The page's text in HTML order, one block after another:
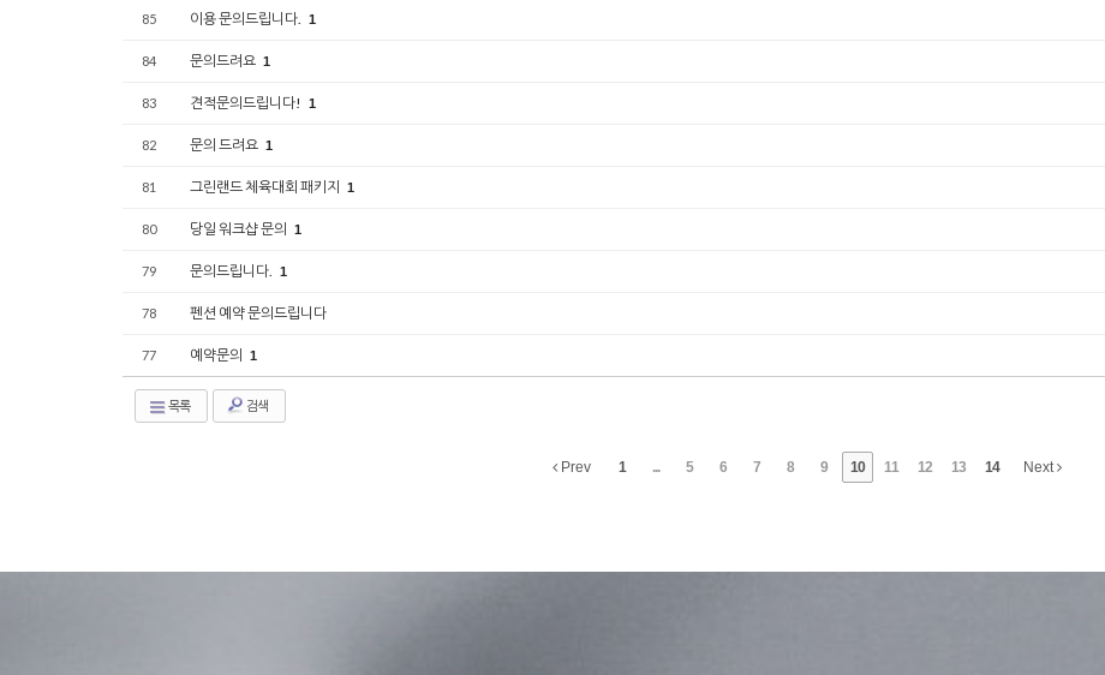
85 이용 문의드립니다. 1
84 문의드려요 1
83 견적문의드립니다! 1
82 문의 드려요 1
81 그린랜드 체육대회 패키지 1
80 당일 워크샵 문의 1
79 문의드립니다. 1
78 펜션 예약 문의드립니다
77 예약문의 1
목록 검색
Prev 1 ... 5 6 7 8 9 10 11 12 13 14 Next